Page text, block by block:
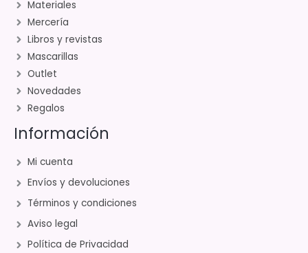
Materiales
Mercería
Libros y revistas
Mascarillas
Outlet
Novedades
Regalos
Información
Mi cuenta
Envíos y devoluciones
Términos y condiciones
Aviso legal
Política de Privacidad